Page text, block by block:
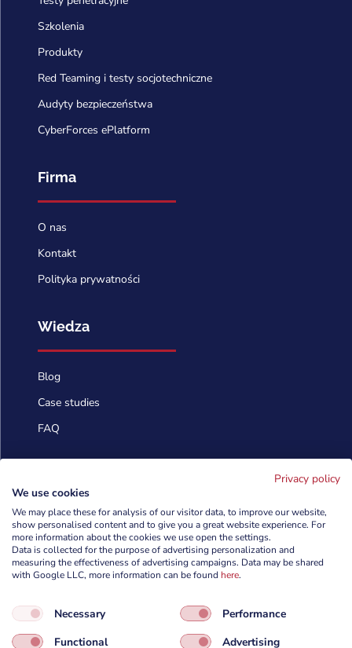
Szkolenia
Produkty
Red Teaming i testy socjotechniczne
Audyty bezpieczeństwa
CyberForces ePlatform
Firma
O nas
Kontakt
Polityka prywatności
Wiedza
Blog
Case studies
FAQ
 info@cyberforces.com
 +48 505 372 810
ul. Petuniowa 9/5,
53-238 Wrocław,
Privacy policy
We use cookies
We may place these for analysis of our visitor data, to improve our website,
show personalised content and to give you a great website experience. For
more information about the cookies we use open the settings.
Data is collected for the purpose of advertising personalization and
measuring the effectiveness of advertising campaigns. Data may be shared
with Google LLC, more information can be found here.
Necessary
Performance
Functional
Advertising